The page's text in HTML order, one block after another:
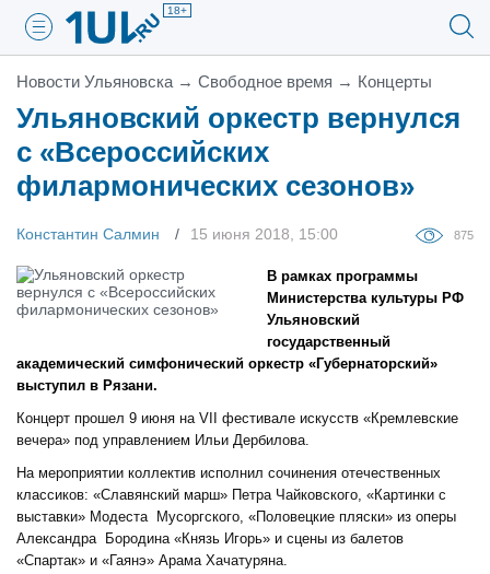
18+
Новости Ульяновска → Свободное время → Концерты
Ульяновский оркестр вернулся
с «Всероссийских
филармонических сезонов»
Константин Салмин 15 июня 2018, 15:00 875
В рамках программы
Министерства культуры РФ
Ульяновский
государственный
академический симфонический оркестр «Губернаторский»
выступил в Рязани.
Концерт прошел 9 июня на VII фестивале искусств «Кремлевские
вечера» под управлением Ильи Дербилова.
На мероприятии коллектив исполнил сочинения отечественных
классиков: «Славянский марш» Петра Чайковского, «Картинки с
выставки» Модеста Мусоргского, «Половецкие пляски» из оперы
Александра Бородина «Князь Игорь» и сцены из балетов
«Спартак» и «Гаянэ» Арама Хачатуряна.